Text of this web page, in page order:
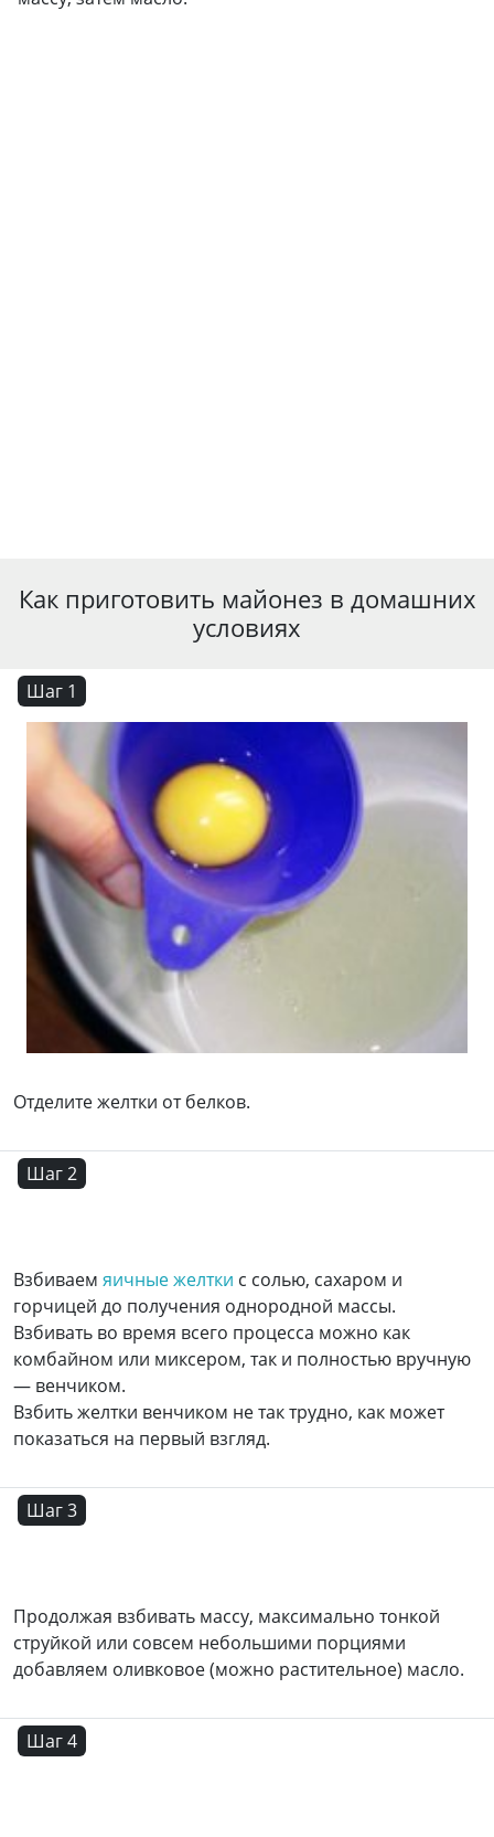
Как приготовить майонез в домашних
условиях
Шаг 1
Отделите желтки от белков.
Шаг 2
Взбиваем яичные желтки с солью, сахаром и
горчицей до получения однородной массы.
Взбивать во время всего процесса можно как
комбайном или миксером, так и полностью вручную
— венчиком.
Взбить желтки венчиком не так трудно, как может
показаться на первый взгляд.
Шаг 3
Продолжая взбивать массу, максимально тонкой
струйкой или совсем небольшими порциями
добавляем оливковое (можно растительное) масло.
Шаг 4